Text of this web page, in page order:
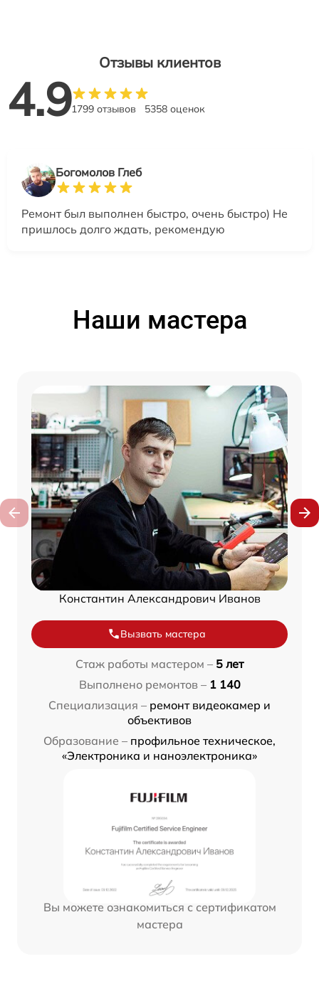
Отзывы клиентов
4.91799 отзывов 5358 оценок
Богомолов Глеб
Ремонт был выполнен быстро, очень быстро) Не
пришлось долго ждать, рекомендую
Наши мастера
Константин Александрович Иванов
Вызвать мастера
Стаж работы мастером – 5 лет
Выполнено ремонтов – 1 140
Специализация – ремонт видеокамер и
объективов
Образование – профильное техническое,
«Электроника и наноэлектроника»
Вы можете ознакомиться с сертификатом
мастера